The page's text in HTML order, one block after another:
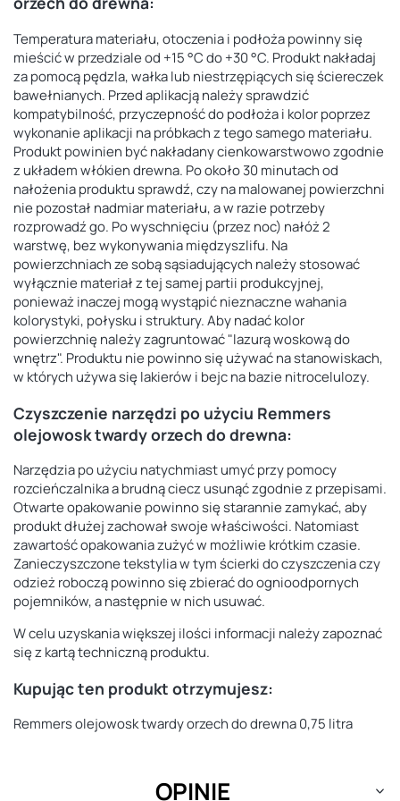
Temperatura materiału, otoczenia i podłoża powinny się
mieścić w przedziale od +15 °C do +30 °C. Produkt nakładaj
za pomocą pędzla, wałka lub niestrzępiących się ściereczek
bawełnianych. Przed aplikacją należy sprawdzić
kompatybilność, przyczepność do podłoża i kolor poprzez
wykonanie aplikacji na próbkach z tego samego materiału.
Produkt powinien być nakładany cienkowarstwowo zgodnie
z układem włókien drewna. Po około 30 minutach od
nałożenia produktu sprawdź, czy na malowanej powierzchni
nie pozostał nadmiar materiału, a w razie potrzeby
rozprowadź go. Po wyschnięciu (przez noc) nałóż 2
warstwę, bez wykonywania międzyszlifu. Na
powierzchniach ze sobą sąsiadujących należy stosować
wyłącznie materiał z tej samej partii produkcyjnej,
ponieważ inaczej mogą wystąpić nieznaczne wahania
kolorystyki, połysku i struktury. Aby nadać kolor
powierzchnię należy zagruntować "lazurą woskową do
wnętrz". Produktu nie powinno się używać na stanowiskach,
w których używa się lakierów i bejc na bazie nitrocelulozy.
Czyszczenie narzędzi po użyciu Remmers
olejowosk twardy orzech do drewna:
Narzędzia po użyciu natychmiast umyć przy pomocy
rozcieńczalnika a brudną ciecz usunąć zgodnie z przepisami.
Otwarte opakowanie powinno się starannie zamykać, aby
produkt dłużej zachował swoje właściwości. Natomiast
zawartość opakowania zużyć w możliwie krótkim czasie.
Zanieczyszczone tekstylia w tym ścierki do czyszczenia czy
odzież roboczą powinno się zbierać do ognioodpornych
pojemników, a następnie w nich usuwać.
W celu uzyskania większej ilości informacji należy zapoznać
się z kartą techniczną produktu.
Kupując ten produkt otrzymujesz:
Remmers olejowosk twardy orzech do drewna 0,75 litra
OPINIE